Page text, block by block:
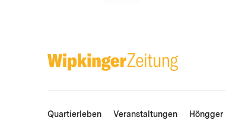
Quartierleben Veranstaltungen Höngger